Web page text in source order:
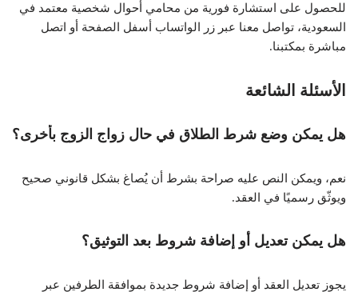
للحصول على استشارة فورية من محامي أحوال شخصية معتمد في
السعودية، تواصل معنا عبر زر الواتساب أسفل الصفحة أو اتصل
مباشرة بمكتبنا.
الأسئلة الشائعة
هل يمكن وضع شرط الطلاق في حال زواج الزوج بأخرى؟
نعم، ويمكن النص عليه صراحة بشرط أن يُصاغ بشكل قانوني صحيح
ويوثّق رسميًا في العقد.
هل يمكن تعديل أو إضافة شروط بعد التوثيق؟
يجوز تعديل العقد أو إضافة شروط جديدة بموافقة الطرفين عبر